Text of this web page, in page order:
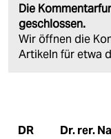
Die
geschlossen.
Wir öffnen die
Artikeln für etwa
DR Dr. rer.